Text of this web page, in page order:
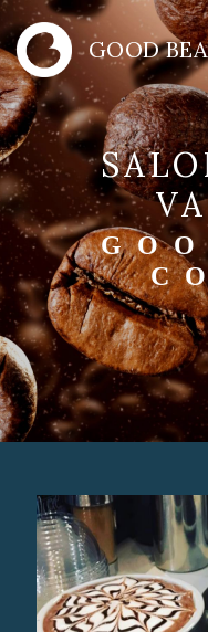
GOOD
SALON DE THÉ
GOOD BEAN
Panneau de gestion des